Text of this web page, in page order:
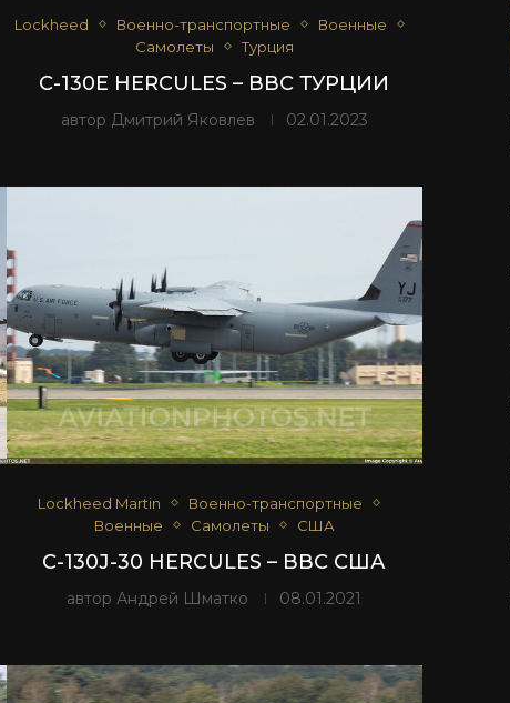
Lockheed Военно-транспортные
Военные
Самолеты
Турция
C-130E HERCULES – ВВС ТУРЦИИ
автор Дмитрий Яковлев 02.01.2023
Lockheed Martin
Военно-транспортные
Военные
Самолеты США
C-130J-30 HERCULES – ВВС США
авторАндрей Шматко 08.01.2021